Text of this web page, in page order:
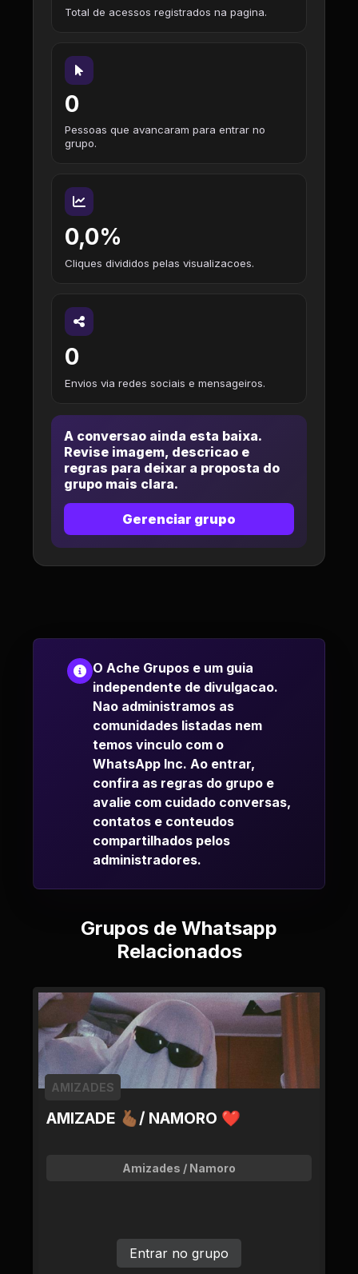
Total de acessos registrados na pagina.
0
Pessoas que avancaram para entrar no
grupo.
0,0%
Cliques divididos pelas visualizacoes.
0
Envios via redes sociais e mensageiros.
A conversao ainda esta baixa.
Revise imagem, descricao e
regras para deixar a proposta do
grupo mais clara.
Gerenciar grupo
O Ache Grupos e um guia
independente de divulgacao.
Nao administramos as
comunidades listadas nem
temos vinculo com o
WhatsApp Inc. Ao entrar,
confira as regras do grupo e
avalie com cuidado conversas,
contatos e conteudos
compartilhados pelos
administradores.
Grupos de Whatsapp
Relacionados
AMIZADE 🫰🏾/ NAMORO ❤
AMIZADES
Amizades / Namoro
Entrar no grupo